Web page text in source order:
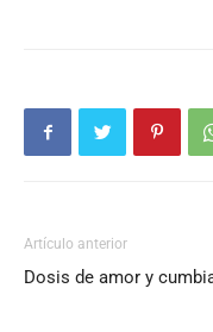
Artículo anterior
Dosis de amor y